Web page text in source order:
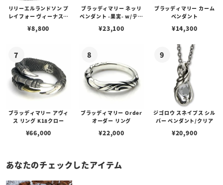
リリーエルランドソン プ
レイフォー ヴィーナスチ
¥8,800
ブラッディマリー ネッリ
ペンダント -果実- w/ティ
¥23,100
ブラッディマリー カーム
ペンダント
¥14,300
ブラッディマリー アヴィ
ス リング K18クロー
¥66,000
ブラッディマリー Order
オーダー リング
¥22,000
ジゴロウ スネイプス シル
バー ペンダント/クリア
¥20,900
あなたのチェックしたアイテム